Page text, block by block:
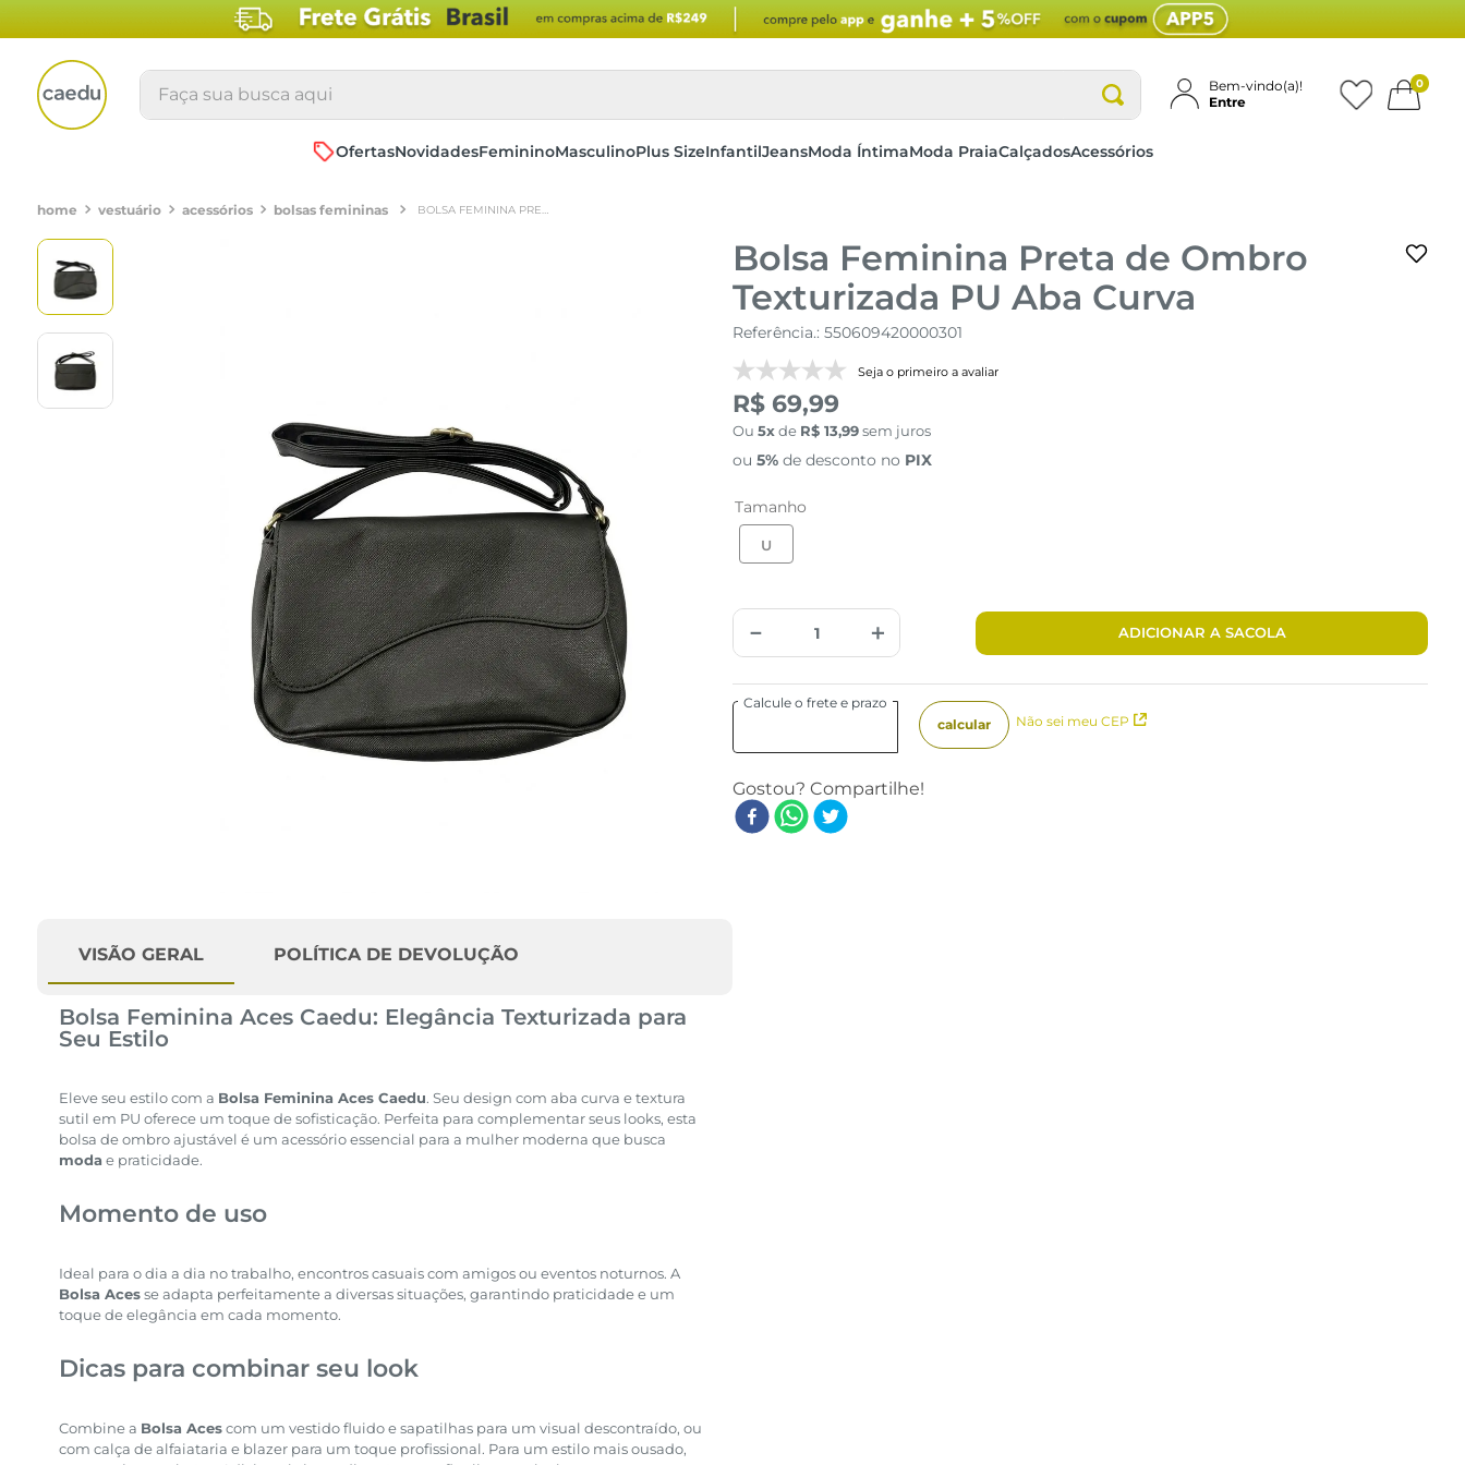
Faça sua busca aqui
Bem-vindo(a)!
Entre
0
OfertasNovidadesFemininoMasculinoPlus SizeInfantilJeansModa ÍntimaModa PraiaCalçadosAcessórios
vestuário acessórios bolsas femininas BOLSA FEMININA PRETA DE OMBRO TEXTURIZADA PU ABA CURVA
Bolsa Feminina Preta de Ombro
Texturizada PU Aba Curva
Referência.: 550609420000301
Seja o primeiro a avaliar
R$ 69,99
Ou 5 de R$ 13,99sem juros
ou 5% de desconto no PIX
Tamanho
U
＋
－ ADICIONAR A SACOLA
Não sei meu CEP
VISÃO GERAL POLÍTICA DE DEVOLUÇÃO
Bolsa Feminina Aces Caedu: Elegância Texturizada para
Seu Estilo
Eleve seu estilo com a Bolsa Feminina Aces Caedu. Seu design com aba curva e textura
sutil em PU oferece um toque de sofisticação. Perfeita para complementar seus looks, esta
bolsa de ombro ajustável é um acessório essencial para a mulher moderna que busca
moda e praticidade.
Momento de uso
Ideal para o dia a dia no trabalho, encontros casuais com amigos ou eventos noturnos. A
Bolsa Acesse adapta perfeitamente a diversas situações, garantindo praticidade e um
toque de elegância em cada momento.
Dicas para combinar seu look
Combine a Bolsa Acescom um vestido fluido e sapatilhas para um visual descontraído, ou
com calça de alfaiataria e blazer para um toque profissional. Para um estilo mais ousado,